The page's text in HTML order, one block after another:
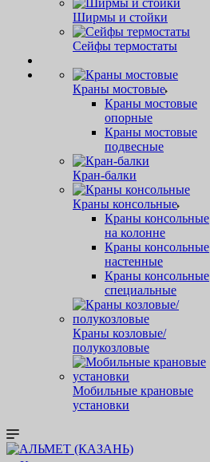
Ширмы и стойки
Сейфы термостаты
Краны мостовые
Краны мостовые
опорные
Краны мостовые
подвесные
Кран-балки
Краны консольные
Краны консольные
на колонне
Краны консольные
настенные
Краны консольные
специальные
Краны козловые/
полукозловые
Мобильные крановые
установки